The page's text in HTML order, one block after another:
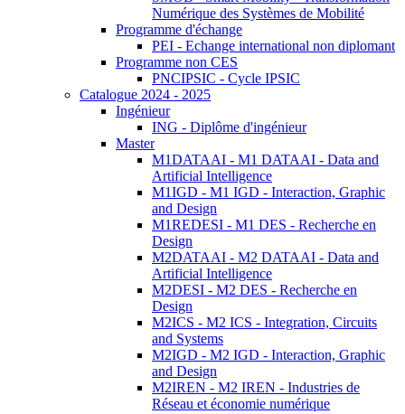
Numérique des Systèmes de Mobilité
Programme d'échange
PEI - Echange international non diplomant
Programme non CES
PNCIPSIC - Cycle IPSIC
Catalogue 2024 - 2025
Ingénieur
ING - Diplôme d'ingénieur
Master
M1DATAAI - M1 DATAAI - Data and
Artificial Intelligence
M1IGD - M1 IGD - Interaction, Graphic
and Design
M1REDESI - M1 DES - Recherche en
Design
M2DATAAI - M2 DATAAI - Data and
Artificial Intelligence
M2DESI - M2 DES - Recherche en
Design
M2ICS - M2 ICS - Integration, Circuits
and Systems
M2IGD - M2 IGD - Interaction, Graphic
and Design
M2IREN - M2 IREN - Industries de
Réseau et économie numérique